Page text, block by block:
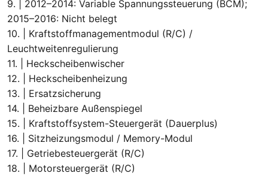
9. | 2012–2014: Variable Spannungssteuerung (BCM);
2015–2016: Nicht belegt
10. | Kraftstoffmanagementmodul (R/C) /
Leuchtweitenregulierung
11. | Heckscheibenwischer
12. | Heckscheibenheizung
13. | Ersatzsicherung
14. | Beheizbare Außenspiegel
15. | Kraftstoffsystem-Steuergerät (Dauerplus)
16. | Sitzheizungsmodul / Memory-Modul
17. | Getriebesteuergerät (R/C)
18. | Motorsteuergerät (R/C)